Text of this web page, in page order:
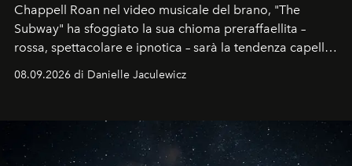
Chappell Roan nel video musicale del brano, "The
Subway" ha sfoggiato la sua chioma preraffaellita –
rossa, spettacolare e ipnotica – sarà la tendenza capelli
08.09.2026 di Danielle Jaculewicz